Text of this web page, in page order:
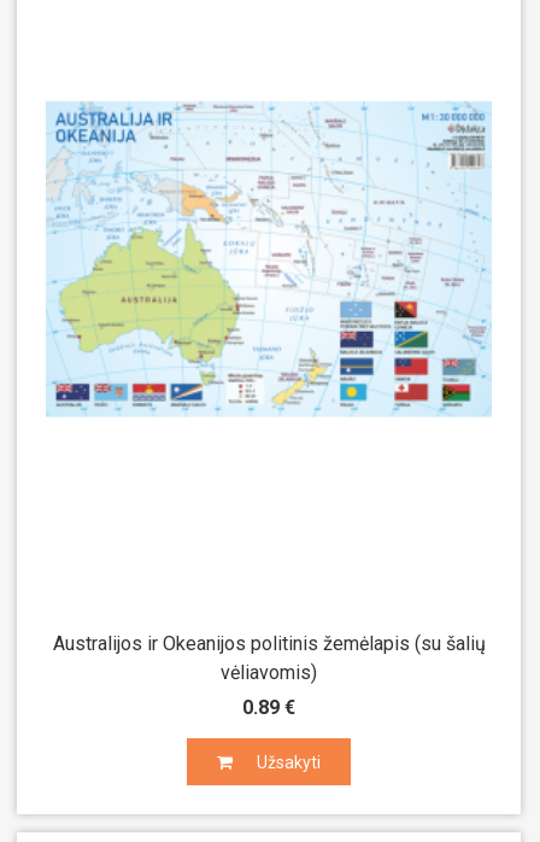
Australijos ir Okeanijos politinis žemėlapis (su šalių
vėliavomis)
0.89 €
Užsakyti
Užsakyti